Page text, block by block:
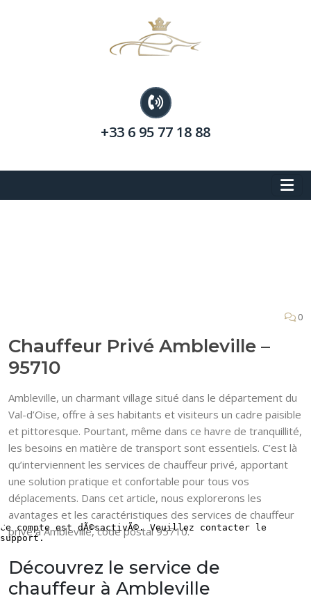
+33 6 95 77 18 88
0
Chauffeur Privé Ambleville –
95710
Ambleville, un charmant village situé dans le département du
Val-d’Oise, offre à ses habitants et visiteurs un cadre paisible
et pittoresque. Pourtant, même dans ce havre de tranquillité,
les besoins en matière de transport sont essentiels. C’est là
qu’interviennent les services de chauffeur privé, apportant
une solution pratique et confortable pour tous vos
déplacements. Dans cet article, nous explorerons les
avantages et les caractéristiques des services de chauffeur
privé à Ambleville, code postal 95710.
Découvrez le service de
chauffeur à Ambleville